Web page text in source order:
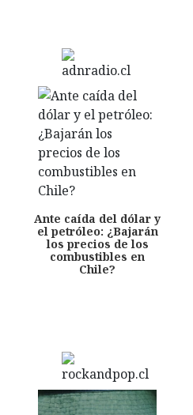
Ante caída del dólar y
el petróleo: ¿Bajarán
los precios de los
combustibles en
Chile?